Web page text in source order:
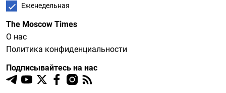
Еженедельная
The Moscow Times
О нас
Политика конфиденциальности
Подписывайтесь на нас